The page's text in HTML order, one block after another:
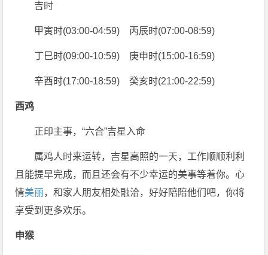
吉时
甲寅时(03:00-04:59) 丙辰时(07:00-08:59)
丁巳时(09:00-10:59) 庚申时(15:00-16:59)
辛酉时(17:00-18:59) 癸亥时(21:00-22:59)
酉鸡
正印主事，“六合”吉星入命
属鸡人时来运转，吉星高照的一天，工作顺顺利利
且能提早完成，而且还会有不少幸运的美事等着你。心
情美丽，和家人朋友相处融洽，好好陪陪他们吧，你将
享受到更多欢乐。
申猴